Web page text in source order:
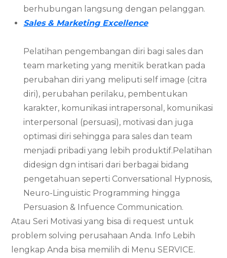
berhubungan langsung dengan pelanggan.
Sales & Marketing Excellence
Pelatihan pengembangan diri bagi sales dan
team marketing yang menitik beratkan pada
perubahan diri yang meliputi self image (citra
diri), perubahan perilaku, pembentukan
karakter, komunikasi intrapersonal, komunikasi
interpersonal (persuasi), motivasi dan juga
optimasi diri sehingga para sales dan team
menjadi pribadi yang lebih produktif.Pelatihan
didesign dgn intisari dari berbagai bidang
pengetahuan seperti Conversational Hypnosis,
Neuro-Linguistic Programming hingga
Persuasion & Infuence Communication.
Atau Seri Motivasi yang bisa di request untuk
problem solving perusahaan Anda. Info Lebih
lengkap Anda bisa memilih di Menu SERVICE.